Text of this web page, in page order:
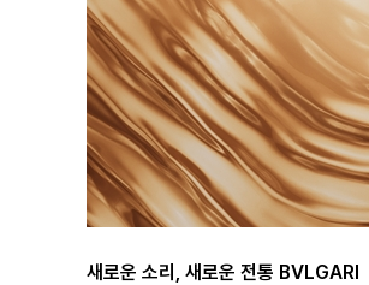
새로운 소리, 새로운 전통 BVLGARI